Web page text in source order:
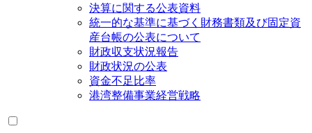
決算に関する公表資料
統一的な基準に基づく財務書類及び固定資
産台帳の公表について
財政収支状況報告
財政状況の公表
資金不足比率
港湾整備事業経営戦略